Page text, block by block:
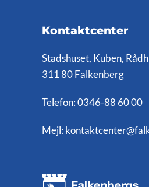
Kontaktcenter
Stadshuset, Kuben,
311 80 Falkenberg
Telefon: 0346-88 60 00
Mejl: